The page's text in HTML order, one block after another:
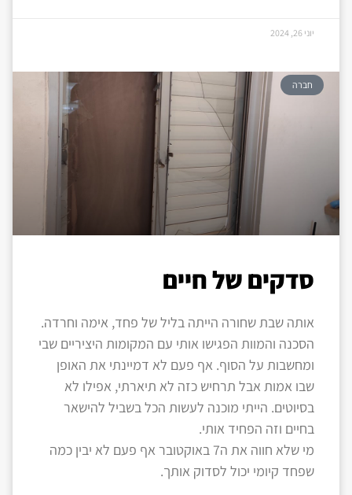
יוני 26, 2024
חברה
סדקים של חיים
אותה שבת שחורה הייתה בליל של פחד, אימה וחרדה.
הסכנה והמוות הפגישו אותי עם המקומות היציריים שבי
ומחשבות על הסוף. אף פעם לא דמיינתי את האופן
שבו אמות אבל תרחיש כזה לא תיארתי, אפילו לא
בסיוטים. הייתי מוכנה לעשות הכל בשביל להישאר
בחיים וזה הפחיד אותי.
מי שלא חווה את ה7 באוקטובר אף פעם לא יבין כמה
שפחד קיומי יכול לסדוק אותך.